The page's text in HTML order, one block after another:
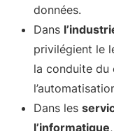
données.
Dans
privilégient le
la conduite du
Dans les
l’informatique